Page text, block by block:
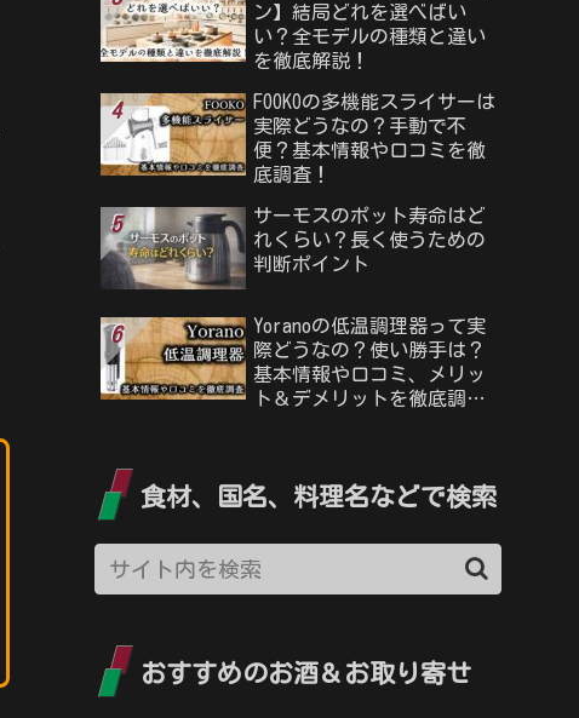
ン】結局どれを選べばい
い？全モデルの種類と違い
を徹底解説！
FOOKOの多機能スライサーは
実際どうなの？手動で不
便？基本情報や口コミを徹
底調査！
サーモスのポット寿命はど
れくらい？長く使うための
判断ポイント
Yoranoの低温調理器って実
際どうなの？使い勝手は？
基本情報や口コミ、メリッ
ト＆デメリットを徹底調
食材、国名、料理名などで検索
おすすめのお酒＆お取り寄せ